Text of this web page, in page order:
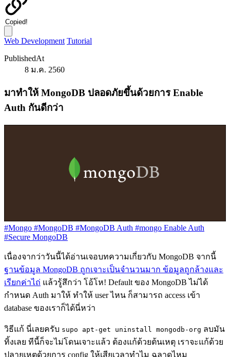
Copied!
Web Development Tutorial
PublishedAt
8 ม.ค. 2560
มาทำให้ MongoDB ปลอดภัยขึ้นด้วยการ Enable
Auth กันดีกว่า
#Mongo #MongoDB #MongoDB Auth #mongo Enable Auth
#Secure MongoDB
เนื่องจากว่าวันนี้ได้อ่านเจอบทความเกี่ยวกับ MongoDB จากนี้
ฐานข้อมูล MongoDB ถูกเจาะเป็นจำนวนมาก ข้อมูลถูกล้างและ
เรียกค่าไถ่ แล้วรู้สึกว่า โอ้โห! Default ของ MongoDB ไม่ได้
กำหนด Auth มาให้ ทำให้ user ไหน ก็สามารถ access เข้า
database ของเราก็ได้นี่หว่า
วิธีแก้ นี่เลยครับ supo apt-get uninstall mongodb-org ลบมัน
ทิ้งเลย ทีนี้ก็จะไม่โดนเจาะแล้ว ต้องแก้ด้วยต้นเหตุ เราจะแก้ด้วย
ปลายเหตุด้วยการ config ให้เสียเวลาทำไม ฉลาดไหม